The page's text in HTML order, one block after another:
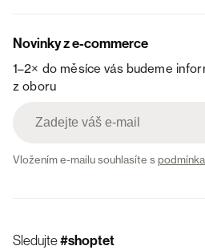
Novinky z e-commerce
1–2× do měsíce vás budeme
z oboru
Vložením e-mailu souhlasíte s
Sledujte#shoptet